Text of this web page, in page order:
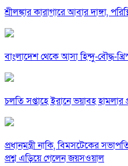
শ্রীলঙ্কার কারাগারে আবার দাঙ্গা,
বাংলাদেশ থেকে আসা হিন্দু-বৌদ্ধ-
চলতি সপ্তাহে ইরানে ভয়াবহ হামলার
প্রধানমন্ত্রী নাকি, বিমসটেকের
প্রশ্ন এড়িয়ে গেলেন জয়সওয়াল